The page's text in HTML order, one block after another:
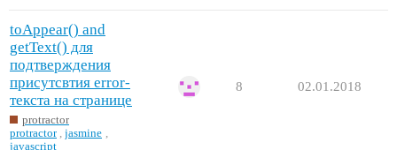
toAppear() and
getText() для
подтверждения
присутсвтия error-
текста на странице
protractor
protractor ,jasmine
javascript
8 02.01.2018